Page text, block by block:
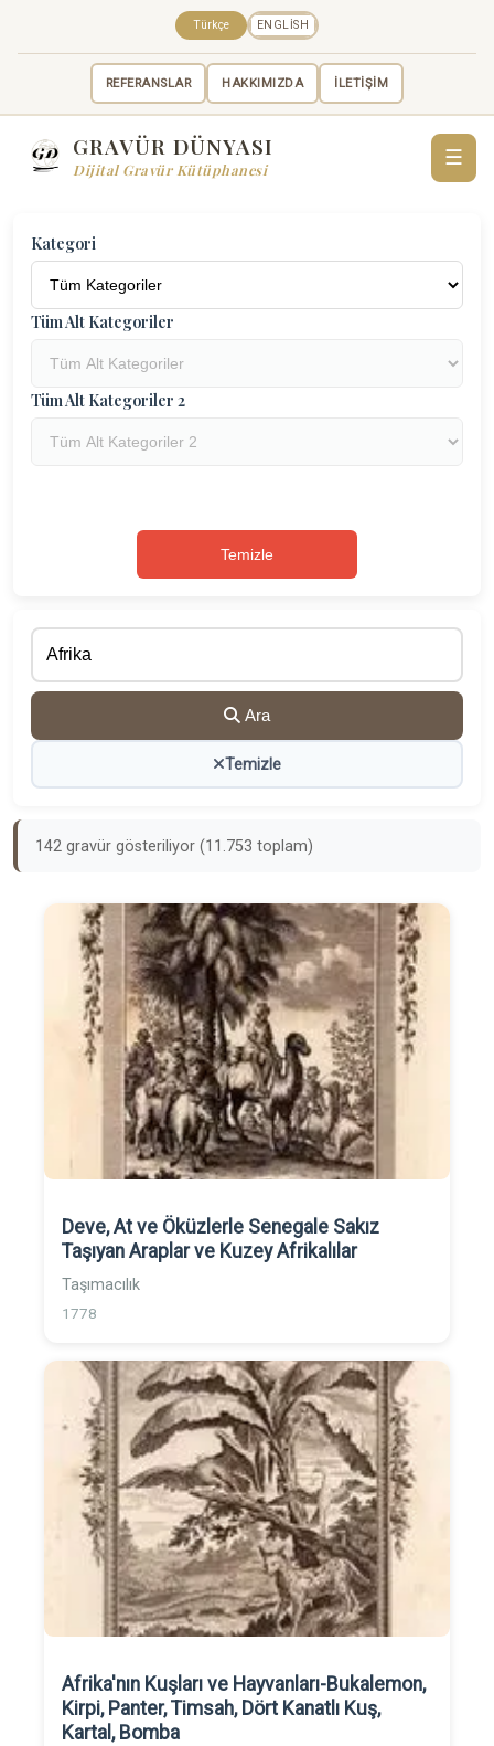
REFERANSLAR HAKKIMIZDA İLETİŞİM
Türkçe ENGLISH
GRAVÜR DÜNYASI
Dijital Gravür Kütüphanesi
☰
Kategori
Tüm Alt Kategoriler
Tüm Alt Kategoriler 2
Temizle
Ara
Temizle
142 gravür gösteriliyor (11.753 toplam)
Deve, At ve Öküzlerle Senegale Sakız
Taşıyan Araplar ve Kuzey Afrikalılar
Taşımacılık
1778
Afrika'nın Kuşları ve Hayvanları-Bukalemon,
Kirpi, Panter, Timsah, Dört Kanatlı Kuş,
Kartal, Bomba